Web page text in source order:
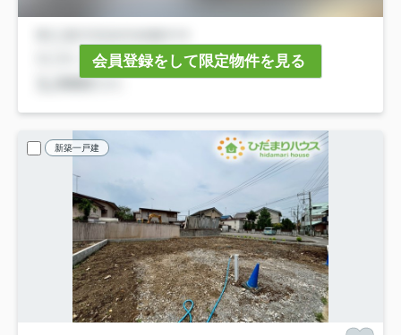
会員登録をして限定物件を見る
新築一戸建